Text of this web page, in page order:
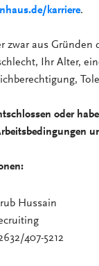
karriere.
zwar aus Gründen
Ihr Alter,
oder
Hussain
407-5212